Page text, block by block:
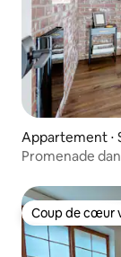
Appartement ⋅
Promenade
Coup de cœur
Coup de cœur